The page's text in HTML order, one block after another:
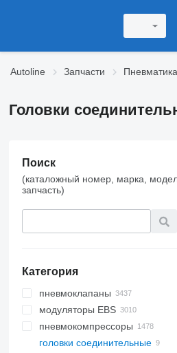
Autoline Запчасти Пневматика
Головки
Поиск
(каталожный номер, марка,
запчасть)
Категория
пневмоклапаны
модуляторы EBS
пневмокомпрессоры
головки соединительные